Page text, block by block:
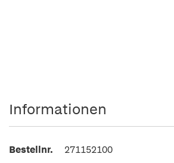
Informationen
Bestellnr.
271152100